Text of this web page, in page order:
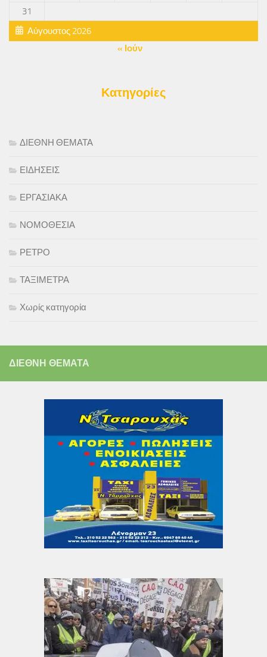
Αύγουστος 2026
31
« Ιούν
Κατηγορίες
ΔΙΕΘΝΗ ΘΕΜΑΤΑ
ΕΙΔΗΣΕΙΣ
ΕΡΓΑΣΙΑΚΑ
ΝΟΜΟΘΕΣΙΑ
ΡΕΤΡΟ
ΤΑΞΙΜΕΤΡΑ
Χωρίς κατηγορία
ΔΙΕΘΝΗ ΘΕΜΑΤΑ